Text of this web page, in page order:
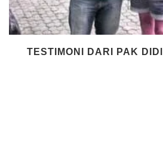
TESTIMONI DARI PAK